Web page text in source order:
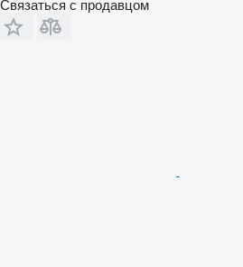
Связаться с продавцом